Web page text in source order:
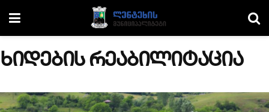
ხიდების რეაბილიტაცია